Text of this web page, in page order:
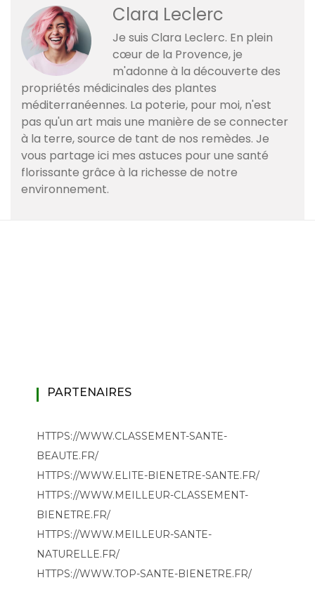
Clara Leclerc
Je suis Clara Leclerc. En plein
cœur de la Provence, je
m'adonne à la découverte des
propriétés médicinales des plantes
méditerranéennes. La poterie, pour moi, n'est
pas qu'un art mais une manière de se connecter
à la terre, source de tant de nos remèdes. Je
vous partage ici mes astuces pour une santé
florissante grâce à la richesse de notre
environnement.
PARTENAIRES
HTTPS://WWW.CLASSEMENT-SANTE-
BEAUTE.FR/
HTTPS://WWW.ELITE-BIENETRE-SANTE.FR/
HTTPS://WWW.MEILLEUR-CLASSEMENT-
BIENETRE.FR/
HTTPS://WWW.MEILLEUR-SANTE-
NATURELLE.FR/
HTTPS://WWW.TOP-SANTE-BIENETRE.FR/